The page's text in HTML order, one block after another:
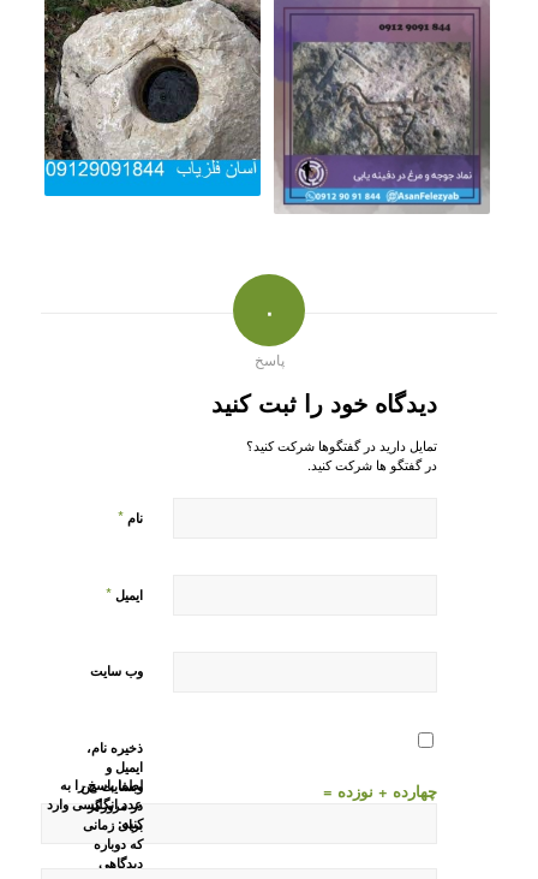
۰
پاسخ
دیدگاه خود را ثبت کنید
تمایل دارید در گفتگوها شرکت کنید؟
در گفتگو ها شرکت کنید.
نام *
ایمیل *
وب‌ سایت
ذخیره نام،
ایمیل و
وبسایت من
در مرورگر
برای زمانی
که دوباره
دیدگاهی
لطفا پاسخ را به
عدد انگلیسی وارد
کنید:
چهارده + نوزده =